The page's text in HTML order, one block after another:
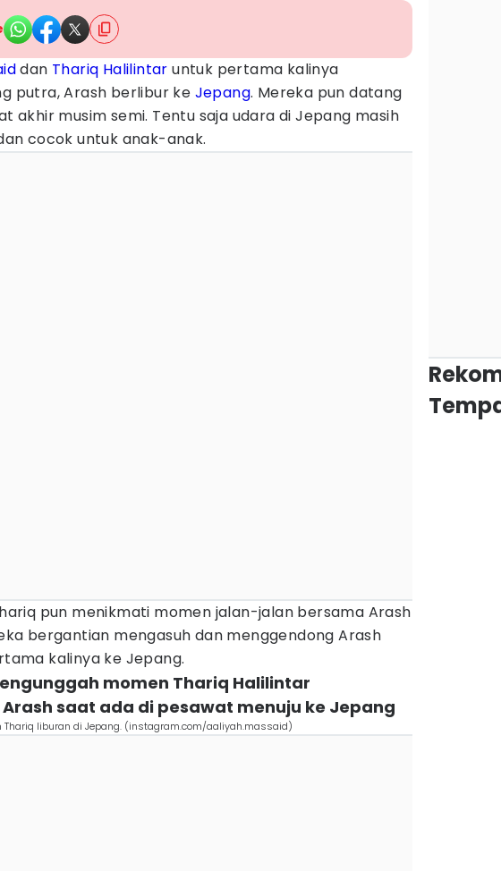
dan Thariq Halilintar untuk pertama kalinya
putra, Arash berlibur ke Jepang. Mereka pun datang
akhir musim semi. Tentu saja udara di Jepang masih
cocok untuk anak-anak.
pun menikmati momen jalan-jalan bersama Arash
bergantian mengasuh dan menggendong Arash
kalinya ke Jepang.
momen Thariq Halilintar
saat ada di pesawat menuju ke Jepang
Thariq liburan di Jepang. (instagram.com/aaliyah.massaid)